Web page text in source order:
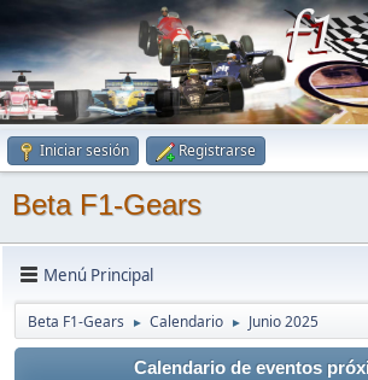
Iniciar sesión Registrarse
Beta F1-Gears
Menú Principal
Beta F1-Gears ► Calendario ► Junio 2025
Calendario de eventos